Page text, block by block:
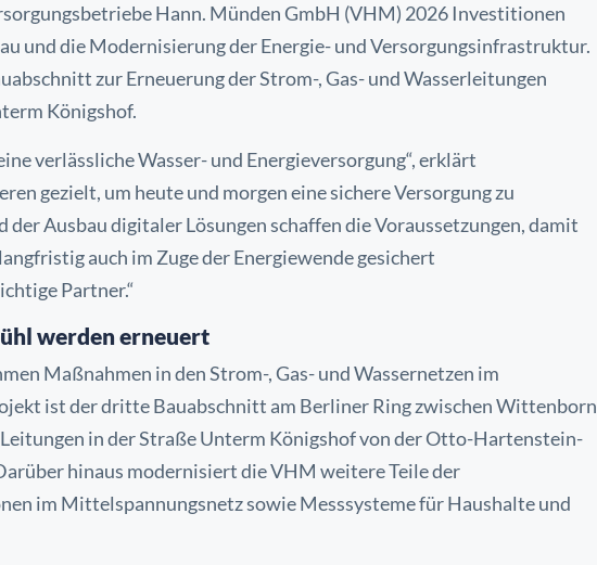
Hann. Münden GmbH (VHM) 2026 Investitionen
und die Modernisierung der Energie- und Versorgungsinfrastruktur.
zur Erneuerung der Strom-, Gas- und Wasserleitungen
Königshof.
verlässliche Wasser- und Energieversorgung“, erklärt
gezielt, um heute und morgen eine sichere Versorgung zu
der Ausbau digitaler Lösungen schaffen die Voraussetzungen, damit
auch im Zuge der Energiewende gesichert
Partner.“
werden erneuert
Maßnahmen in den Strom-, Gas- und Wassernetzen im
ist der dritte Bauabschnitt am Berliner Ring zwischen Wittenborn
in der Straße Unterm Königshof von der Otto-Hartenstein-
hinaus modernisiert die VHM weitere Teile der
im Mittelspannungsnetz sowie Messsysteme für Haushalte und